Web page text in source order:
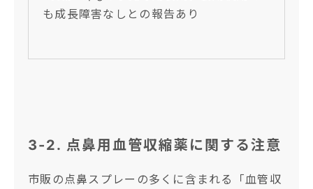
も成長障害なしとの報告あり
3-2. 点鼻用血管収縮薬に関する注意
市販の点鼻スプレーの多くに含まれる「血管収